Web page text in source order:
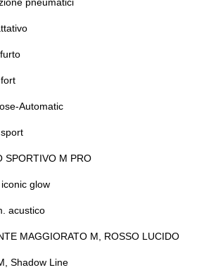
automatica
automatica + sensore pioggia
a 8 marce
a due zone
pneumatici
Automatic
SPORTIVO M PRO
glow
acustico
MAGGIORATO M, ROSSO LUCIDO
Shadow Line